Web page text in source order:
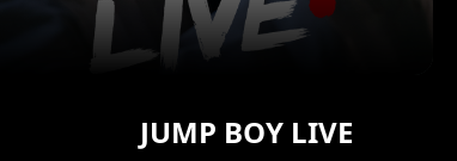
JUMP BOY LIVE